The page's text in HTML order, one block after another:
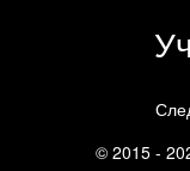
© 2015 -